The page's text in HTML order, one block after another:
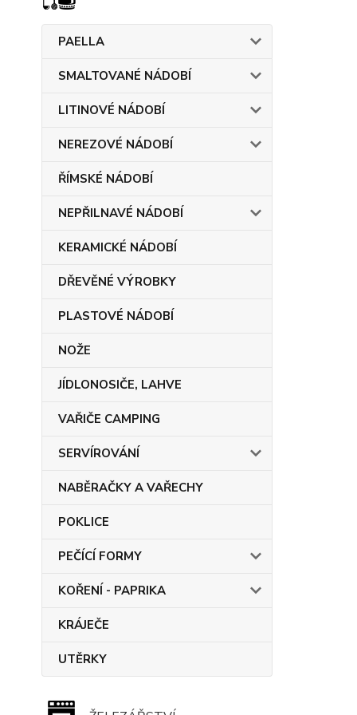
PAELLA
SMALTOVANÉ NÁDOBÍ
LITINOVÉ NÁDOBÍ
NEREZOVÉ NÁDOBÍ
ŘÍMSKÉ NÁDOBÍ
NEPŘILNAVÉ NÁDOBÍ
KERAMICKÉ NÁDOBÍ
DŘEVĚNÉ VÝROBKY
PLASTOVÉ NÁDOBÍ
NOŽE
JÍDLONOSIČE, LAHVE
VAŘIČE CAMPING
SERVÍROVÁNÍ
NABĚRAČKY A VAŘECHY
POKLICE
PEČÍCÍ FORMY
KOŘENÍ - PAPRIKA
KRÁJEČE
UTĚRKY